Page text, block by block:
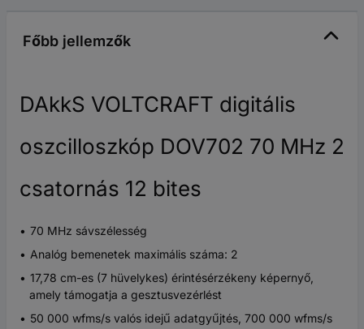
Főbb jellemzők
DAkkS VOLTCRAFT digitális
oszcilloszkóp DOV702 70 MHz 2
csatornás 12 bites
70 MHz sávszélesség
Analóg bemenetek maximális száma: 2
17,78 cm-es (7 hüvelykes) érintésérzékeny képernyő,
amely támogatja a gesztusvezérlést
50 000 wfms/s valós idejű adatgyűjtés, 700 000 wfms/s